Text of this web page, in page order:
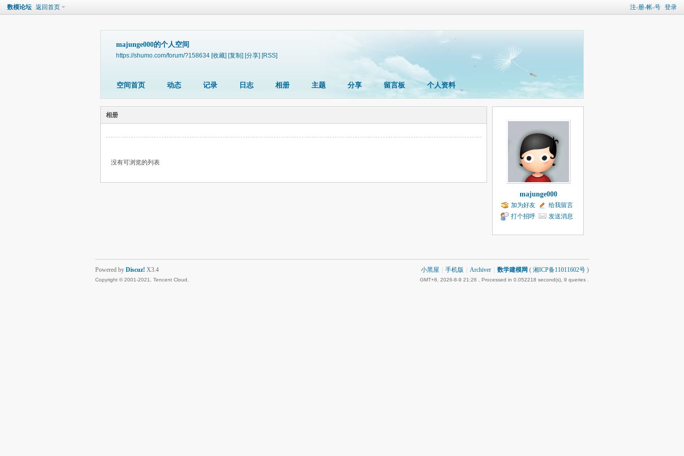
注-册-帐-号 登录
数模论坛 返回首页
majunge000的个人空间
https://shumo.com/forum/?158634 [收藏] [复制] [分享] [RSS]
空间首页 动态 记录 日志 相册 主题 分享 留言板 个人资料
相册
没有可浏览的列表
majunge000
加为好友
给我留言
打个招呼
发送消息
小黑屋 手机版 Archiver 数学建模网 ( 湘ICP备11011602号 )
GMT+8, 2026-8-9 21:26 , Processed in 0.052218 second(s), 9 queries .
Powered by Discuz! X3.4
Copyright © 2001-2021, Tencent Cloud.